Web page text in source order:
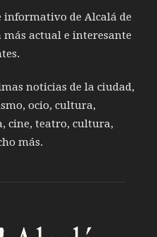
informativo de Alcalá de
actual e interesante
noticias de la ciudad,
ocio, cultura,
cine, teatro, cultura,
más.